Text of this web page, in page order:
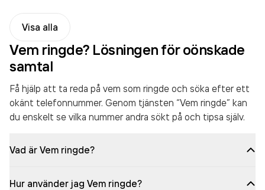
Visa alla
Vem ringde? Lösningen för oönskade
samtal
Få hjälp att ta reda på vem som ringde och söka efter ett
okänt telefonnummer. Genom tjänsten “Vem ringde” kan
du enskelt se vilka nummer andra sökt på och tipsa själv.
Vad är Vem ringde?
Hur använder jag Vem ringde?